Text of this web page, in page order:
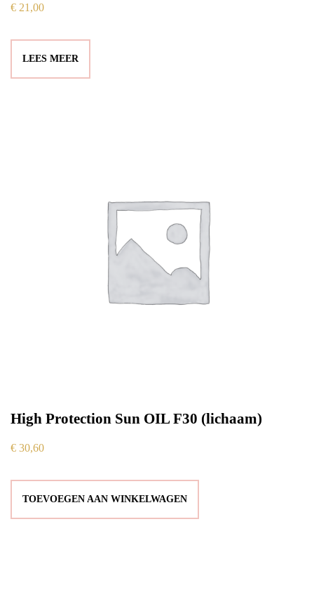
€ 21,00
LEES MEER
High Protection Sun OIL F30 (lichaam)
€ 30,60
TOEVOEGEN AAN WINKELWAGEN